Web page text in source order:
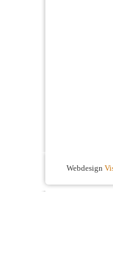
Webdesign